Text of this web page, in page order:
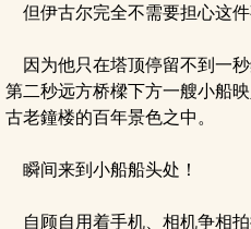
但伊古尔完全不需要担心这件
因为他只在塔顶停留不到一秒
第二秒远方桥樑下方一艘小船
古老鐘楼的百年景色之中。
瞬间来到小船船头处！
自顾自用着手机、相机争相